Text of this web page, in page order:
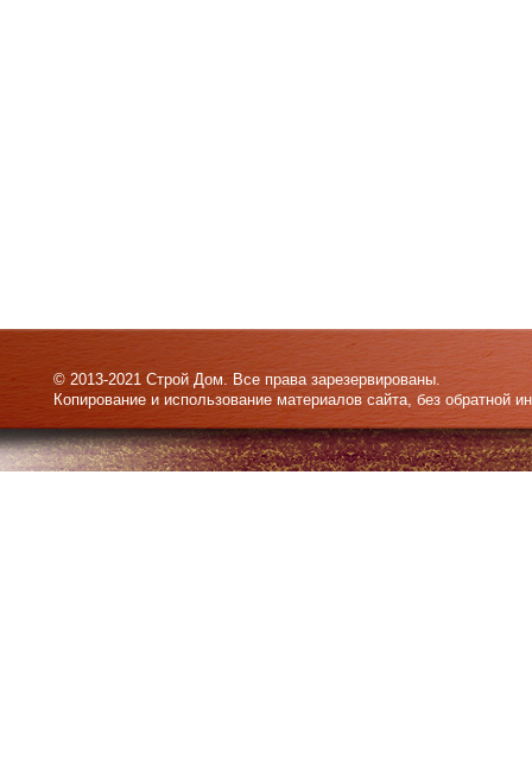
© 2013-2021 Строй Дом. Все права зарезервированы.
Копирование и использование материалов сайта, без обратной